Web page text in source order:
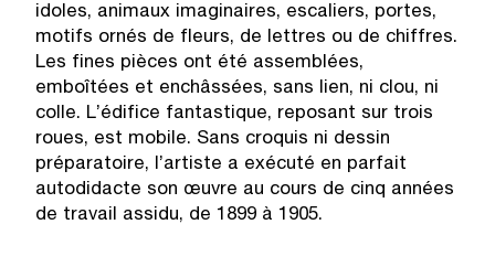
idoles, animaux imaginaires, escaliers, portes,
motifs ornés de fleurs, de lettres ou de chiffres.
Les fines pièces ont été assemblées,
emboîtées et enchâssées, sans lien, ni clou, ni
colle. L’édifice fantastique, reposant sur trois
roues, est mobile. Sans croquis ni dessin
préparatoire, l’artiste a exécuté en parfait
autodidacte son œuvre au cours de cinq années
de travail assidu, de 1899 à 1905.